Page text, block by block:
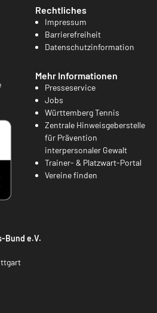
Rechtliches
Impressum
Barrierefreiheit
Datenschutzinformation
Mehr Informationen
Presseservice
Jobs
Württemberg Tennis
Zentrale Hinweisgeberstelle
für Prävention
interpersonaler Gewalt
Trainer- & Platzwart-Portal
Vereine finden
Bund e.V.